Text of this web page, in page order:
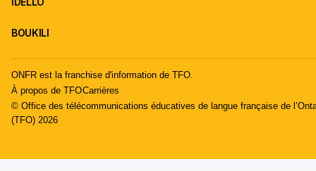
BOUKILI
ONFR est la franchise d'information de TFO.
À propos de TFOCarrières
© Office des télécommunications éducatives de langue française de
(TFO) 2026